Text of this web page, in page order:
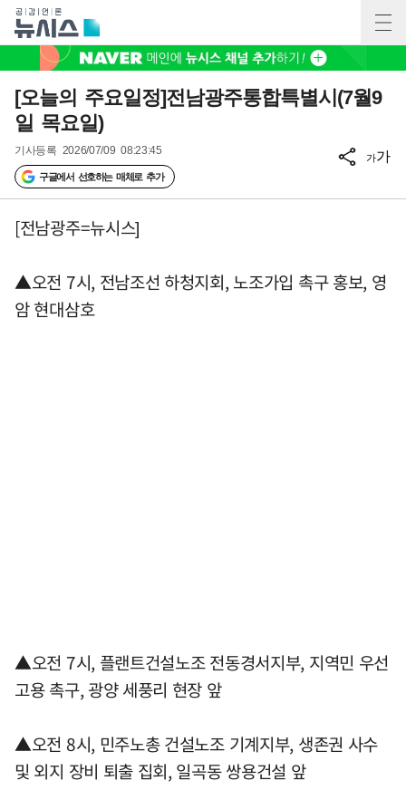
[오늘의 주요일정]전남광주통합특별시(7월9
일 목요일)
기사등록 2026/07/09 08:23:45
구글에서 선호하는 매체로 추가
가가
[전남광주=뉴시스]
▲오전 7시, 전남조선 하청지회, 노조가입 촉구 홍보, 영
암 현대삼호
▲오전 7시, 플랜트건설노조 전동경서지부, 지역민 우선
고용 촉구, 광양 세풍리 현장 앞
▲오전 8시, 민주노총 건설노조 기계지부, 생존권 사수
및 외지 장비 퇴출 집회, 일곡동 쌍용건설 앞